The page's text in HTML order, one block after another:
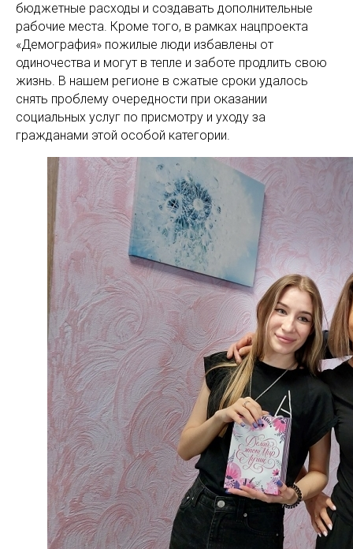
бюджетные расходы и создавать дополнительные
рабочие места. Кроме того, в рамках нацпроекта
«Демография» пожилые люди избавлены от
одиночества и могут в тепле и заботе продлить свою
жизнь. В нашем регионе в сжатые сроки удалось
снять проблему очередности при оказании
социальных услуг по присмотру и уходу за
гражданами этой особой категории.